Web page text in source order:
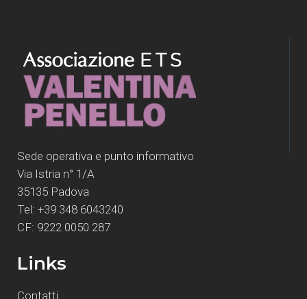
Sede operativa e punto informativo
Via Istria n° 1/A
35135 Padova
Tel: +39 348 6043240
CF: 9222 0050 287
Links
Contatti